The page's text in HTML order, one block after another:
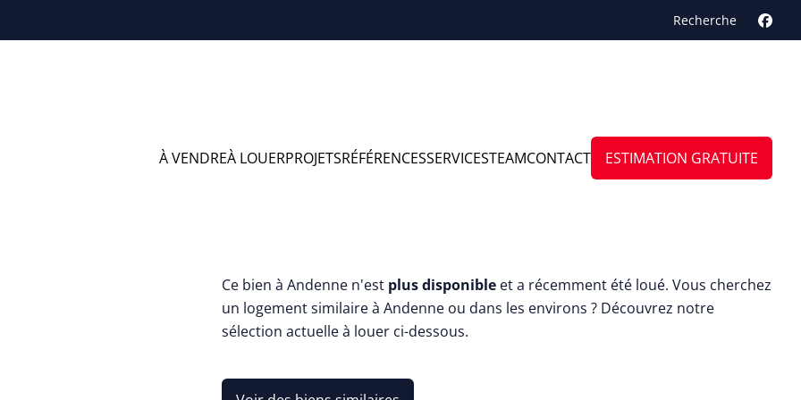
Recherche
À VENDREÀ LOUERPROJETSRÉFÉRENCESSERVICESTEAMCONTACT ESTIMATION GRATUITE
Ce bien à Andenne n'est plus disponible et a récemment été loué. Vous cherchez
un logement similaire à Andenne ou dans les environs ? Découvrez notre
sélection actuelle à louer ci-dessous.